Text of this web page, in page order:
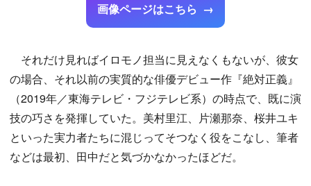
画像ページはこちら
それだけ見ればイロモノ担当に見えなくもないが、彼女
の場合、それ以前の実質的な俳優デビュー作『絶対正義』
（2019年／東海テレビ・フジテレビ系）の時点で、既に演
技の巧さを発揮していた。美村里江、片瀬那奈、桜井ユキ
といった実力者たちに混じってそつなく役をこなし、筆者
などは最初、田中だと気づかなかったほどだ。